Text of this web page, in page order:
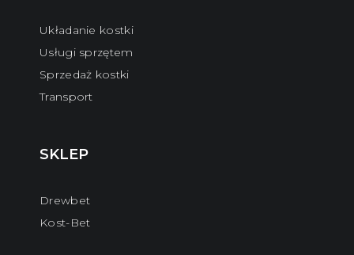
Układanie kostki
Usługi sprzętem
Sprzedaż kostki
Transport
SKLEP
Drewbet
Kost-Bet